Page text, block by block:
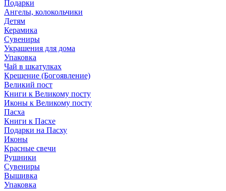
Подарки
Ангелы, колокольчики
Детям
Керамика
Сувениры
Украшения для дома
Упаковка
Чай в шкатулках
Крещение (Богоявление)
Великий пост
Книги к Великому посту
Иконы к Великому посту
Пасха
Книги к Пасхе
Подарки на Пасху
Иконы
Красные свечи
Рушники
Сувениры
Вышивка
Упаковка